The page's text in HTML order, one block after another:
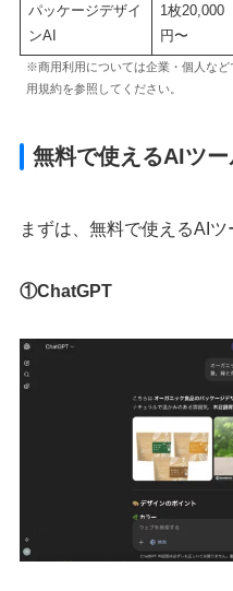
パッケージデザイ
ンAI
1枚20,000
円〜
※商用利用については企業・個人など
用規約を参照してください。
無料で使えるAIツ
まずは、無料で使えるAIツ
①ChatGPT